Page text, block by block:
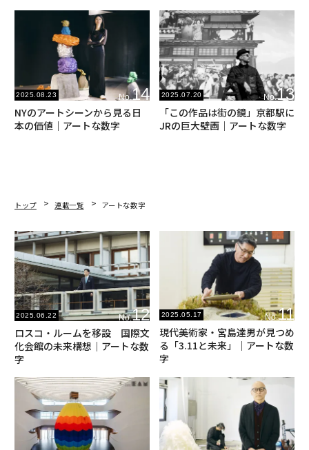
2025.08.23 No.14
NYのアートシーンから見る日
本の価値｜アートな数字
2025.07.20 No.13
「この作品は街の鏡」京都駅に
JRの巨大壁画｜アートな数字
トップ 連載一覧 アートな数字
2025.06.22 No.12
ロスコ・ルームを移設 国際文
化会館の未来構想｜アートな数
字
2025.05.17 No.11
現代美術家・宮島達男が見つめ
る「3.11と未来」｜アートな数
字